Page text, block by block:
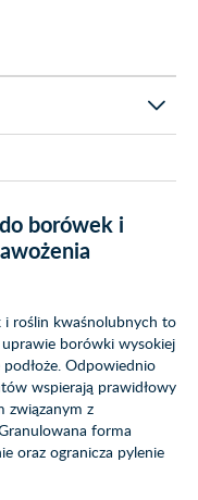
borówek i
roślin kwaśnolubnych to
borówki wysokiej
Odpowiednio
wspierają prawidłowy
związanym z
forma
oraz ogranicza pylenie